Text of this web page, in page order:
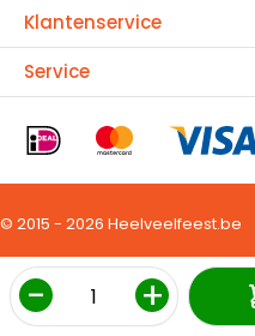
Aantal
Klantenservice
Service
© 2015 - 2026 Heelveelfeest.be